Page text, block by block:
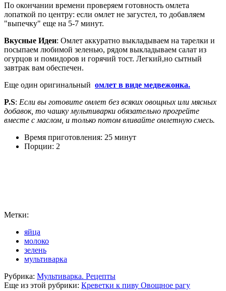
По окончании времени проверяем готовность омлета
лопаткой по центру: если омлет не загустел, то добавляем
"выпечку" еще на 5-7 минут.
Вкусные Идеи: Омлет аккуратно выкладываем на тарелки и
посыпаем любимой зеленью, рядом выкладываем салат из
огурцов и помидоров и горячий тост. Легкий,но сытный
завтрак вам обеспечен.
Еще один оригинальный омлет в виде медвежонка.
P.S: Если вы готовите омлет без всяких овощных или мясных
добавок, то чашку мультиварки обязательно прогрейте
вместе с маслом, и только потом вливайте омлетную смесь.
Время приготовления: 25 минут
Порции: 2
Метки:
яйца
молоко
зелень
мультиварка
Рубрика: Мультиварка. Рецепты
Еще из этой рубрики: Креветки к пиву Овощное рагу